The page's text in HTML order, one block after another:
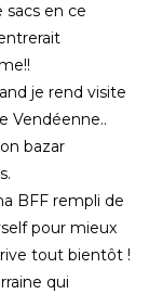
sacs en ce
je rend visite
Vendéenne..
bazar
BFF rempli de
pour mieux
tout bientôt !
qui